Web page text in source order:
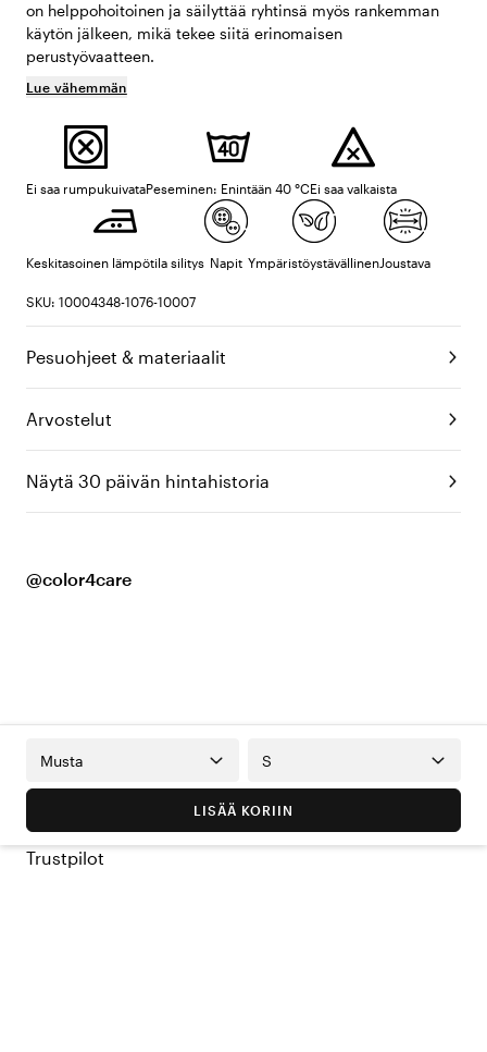
on helppohoitoinen ja säilyttää ryhtinsä myös rankemman
käytön jälkeen, mikä tekee siitä erinomaisen
perustyövaatteen.
Lue vähemmän
Ei saa rumpukuivataPeseminen: Enintään 40 °CEi saa valkaista
Keskitasoinen lämpötila silitys Napit YmpäristöystävällinenJoustava
SKU: 10004348-1076-10007
Pesuohjeet & materiaalit
Arvostelut
Näytä 30 päivän hintahistoria
@color4care
Musta S
LISÄÄ KORIIN
Trustpilot